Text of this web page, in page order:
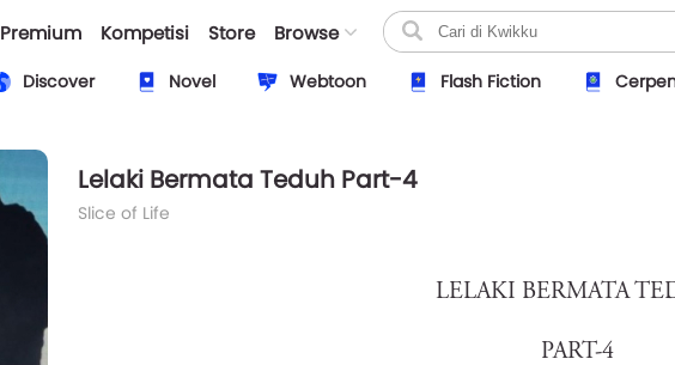
Premium Kompetisi Store Browse
Discover Novel Webtoon Flash Fiction
Lelaki Bermata Teduh Part-4
Slice of Life
LELAKI BERMATA
PART-4